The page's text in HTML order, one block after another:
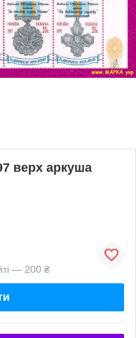
верх аркуша
— 200 ₴